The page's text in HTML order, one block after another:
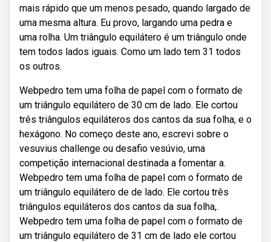
mais rápido que um menos pesado, quando largado de
uma mesma altura. Eu provo, largando uma pedra e
uma rolha. Um triângulo equilátero é um triângulo onde
tem todos lados iguais. Como um lado tem 31 todos
os outros.
Webpedro tem uma folha de papel com o formato de
um triângulo equilátero de 30 cm de lado. Ele cortou
três triângulos equiláteros dos cantos da sua folha, e o
hexágono. No começo deste ano, escrevi sobre o
vesuvius challenge ou desafio vesúvio, uma
competição internacional destinada a fomentar a.
Webpedro tem uma folha de papel com o formato de
um triângulo equilátero de de lado. Ele cortou três
triângulos equiláteros dos cantos da sua folha,.
Webpedro tem uma folha de papel com o formato de
um triângulo equilátero de 31 cm de lado ele cortou